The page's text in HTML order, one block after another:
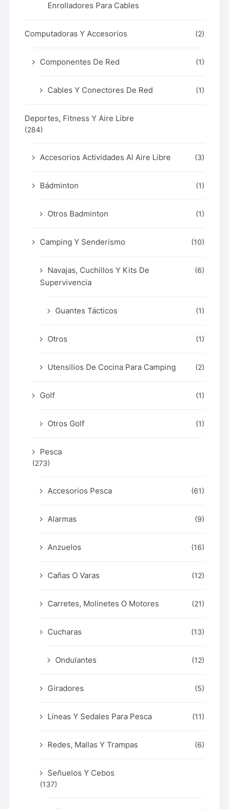
Enrolladores Para Cables
Computadoras Y Accesorios (2)
Componentes De Red (1)
Cables Y Conectores De Red (1)
Deportes, Fitness Y Aire Libre
(284)
Accesorios Actividades Al Aire Libre (3)
Bádminton (1)
Otros Badminton (1)
Camping Y Senderismo (10)
Navajas, Cuchillos Y Kits De
Supervivencia
(6)
Guantes Tácticos (1)
Otros (1)
Utensilios De Cocina Para Camping (2)
Golf (1)
Otros Golf (1)
Pesca
(273)
Accesorios Pesca (61)
Alarmas (9)
Anzuelos (16)
Cañas O Varas (12)
Carretes, Molinetes O Motores (21)
Cucharas (13)
Ondulantes (12)
Giradores (5)
Líneas Y Sedales Para Pesca (11)
Redes, Mallas Y Trampas (6)
Señuelos Y Cebos
(137)